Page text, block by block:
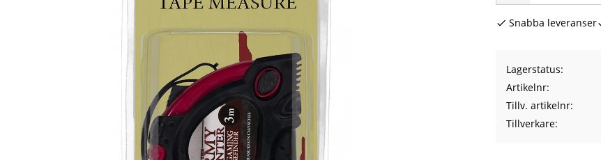
Snabba leveranser
Lagerstatus
Artikelnr
Tillv. artikelnr
Tillverkare